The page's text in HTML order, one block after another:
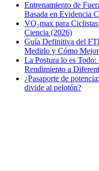
Entrenamiento de
Basada en Evidencia
VO₂max para
Ciencia (2026)
Guía Definitiva del
Medirlo y Cómo
La Postura lo es
Rendimiento a
¿Pasaporte de
divide al pelotón?